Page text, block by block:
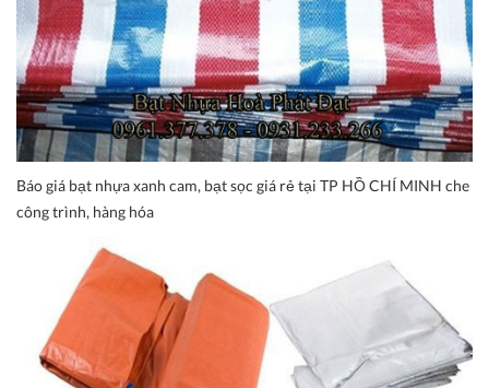
Báo giá bạt nhựa xanh cam, bạt sọc giá rẻ tại TP HỒ CHÍ MINH che
công trình, hàng hóa